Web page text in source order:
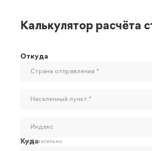
Калькулятор расчёта
Откуда
Страна отправления *
Населенный пункт *
Индекс
Необязательно
Куда